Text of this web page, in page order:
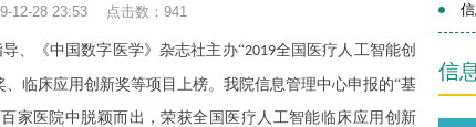
12-28 23:53 点击数： 941
、《中国数字医学》杂志社主办“2019全国医疗人工智能创
临床应用创新奖等项目上榜。我院信息管理中心申报的“基
家医院中脱颖而出，荣获全国医疗人工智能临床应用创新
信